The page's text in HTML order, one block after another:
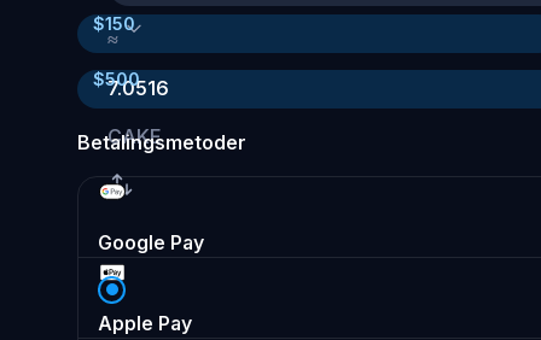
≈
7.0516
CAKE
$150
$500
Betalingsmetoder
Google Pay
Apple Pay